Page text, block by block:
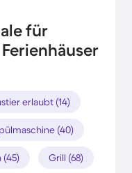
für
erlaubt (14)
(40)
(45) Grill (68)